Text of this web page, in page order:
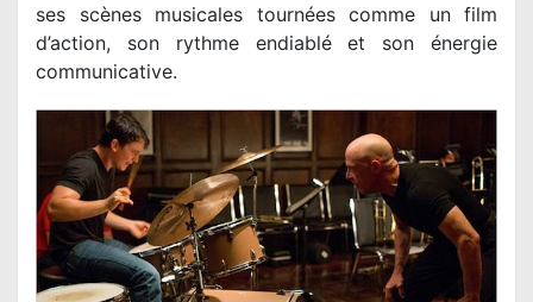
ses scènes musicales tournées comme un film
d’action, son rythme endiablé et son énergie
communicative.